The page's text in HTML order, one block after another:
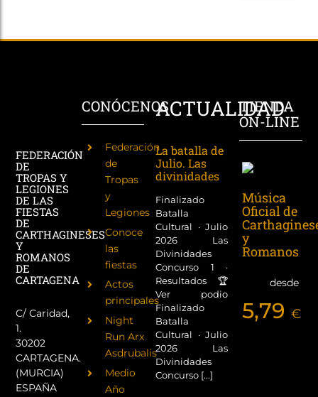
FEDERACIÓN
DE
TROPAS Y
LEGIONES
DE LAS
FIESTAS
DE
CARTHAGINESES
Y
ROMANOS
DE
CARTAGENA
C/ Caridad,
1.
30202
CARTAGENA.
(MURCIA)
ESPAÑA
CONÓCENOS
Federación
de
Tropas
y
Legiones
Conoce
las
fiestas
Actos
principales
Night
Run Arx
Asdrubalis
Medio
Año
ACTUALIDAD
La batalla de
Julio. Las
divinidades
Finalizado
Batalla
Cultural · Julio
2026 Las
Divinidades
Concurso 1 ·
Resultados 🏆
Ver podio
Finalizado
Batalla
Cultural · Julio
2026 Las
Divinidades
Concurso [...]
TIENDA
ON-LINE
Música
Oficial de
y
Romanos
desde
5,79€